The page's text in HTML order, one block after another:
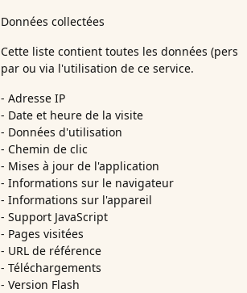
Données collectées
Cette liste contient toutes les données
par ou via l'utilisation de ce service.
- Adresse IP
- Date et heure de la visite
- Données d'utilisation
- Chemin de clic
- Mises à jour de l'application
- Informations sur le navigateur
- Informations sur l'appareil
- Support JavaScript
- Pages visitées
- URL de référence
- Téléchargements
- Version Flash